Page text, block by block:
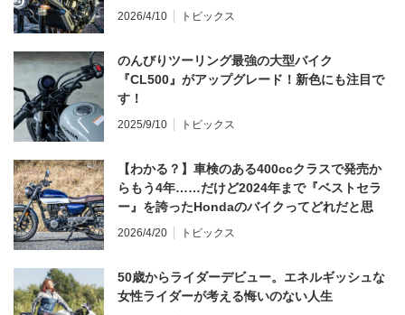
てならず／CB1000F ①第一印象 編】
2026/4/10 トピックス
のんびりツーリング最強の大型バイク
『CL500』がアップグレード！新色にも注目で
す！
2025/9/10 トピックス
【わかる？】車検のある400ccクラスで発売か
らもう4年……だけど2024年まで『ベストセラ
ー』を誇ったHondaのバイクってどれだと思
う？
2026/4/20 トピックス
50歳からライダーデビュー。エネルギッシュな
女性ライダーが考える悔いのない人生